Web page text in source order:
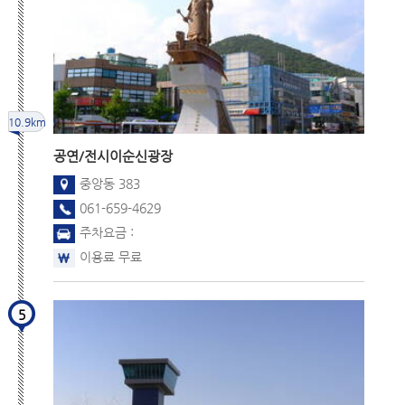
공연/전시 이순신광장
중앙동 383
061-659-4629
주차요금 :
이용료 무료
10.9km
5